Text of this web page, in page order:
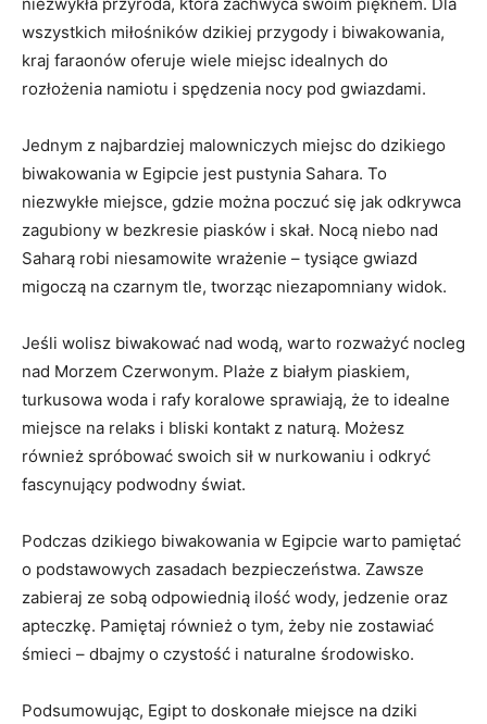
wszystkich miłośników dzikiej przygody i biwakowania,
kraj faraonów oferuje wiele miejsc ⁢idealnych ⁢do
rozłożenia namiotu i ⁢spędzenia nocy​ pod gwiazdami.
Jednym z najbardziej malowniczych miejsc do⁤ dzikiego
biwakowania w Egipcie jest pustynia Sahara. To
niezwykłe miejsce, gdzie można poczuć się jak odkrywca
zagubiony w bezkresie⁢ piasków i skał. Nocą niebo ⁣nad
Saharą robi niesamowite ​wrażenie⁢ – tysiące gwiazd
migoczą⁤ na czarnym ⁤tle, tworząc ‌niezapomniany widok.
Jeśli wolisz ⁢biwakować nad wodą, warto ⁢rozważyć nocleg
nad Morzem ⁤Czerwonym. Plaże z białym piaskiem,
turkusowa woda i rafy koralowe sprawiają, że to⁢ idealne
miejsce na relaks ⁣i bliski kontakt z naturą. Możesz
również spróbować‍ swoich sił ​w nurkowaniu i odkryć
fascynujący ‍podwodny⁢ świat.
Podczas ⁢dzikiego‌ biwakowania‍ w Egipcie warto pamiętać
⁣o podstawowych zasadach bezpieczeństwa. Zawsze
zabieraj ⁢ze sobą ⁤odpowiednią ilość wody, jedzenie‌ oraz
⁤apteczkę. Pamiętaj również‍ o tym, żeby nie zostawiać
śmieci – dbajmy o czystość i naturalne środowisko.
Podsumowując, Egipt to doskonałe miejsce ‌na ⁤dziki